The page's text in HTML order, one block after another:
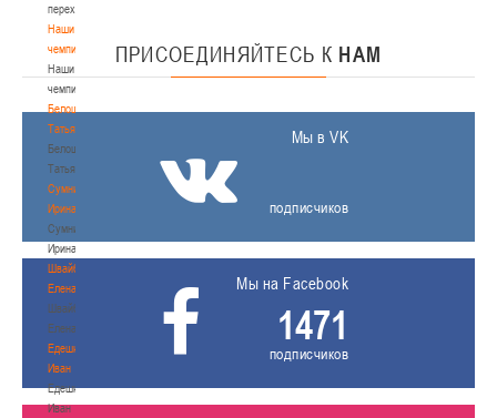
переходах
Наши
чемпионы
Наши
чемпионы
Белошапко
Татьяна
Белошапко
Татьяна
Сумникова
Ирина
Сумникова
Ирина
Швайбович
Елена
Швайбович
Елена
Едешко
Иван
Едешко
Иван
ПРИСОЕДИНЯЙТЕСЬ К НАМ
Мы в VK
подписчиков
Мы на Facebook
1471
подписчиков